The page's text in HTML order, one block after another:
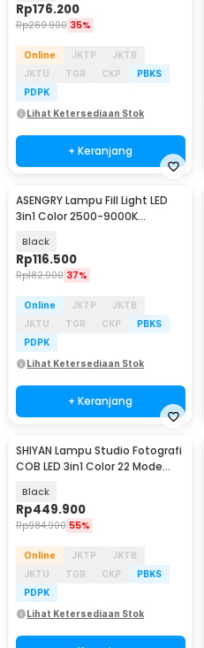
Rp176.200
Rp269.900 35%
Online JKTP
JKTB
JKTU
TGR CKP
PBKS
PDPK
Lihat Ketersediaan Stok
+ Keranjang
ASENGRY Lampu Fill Light LED
3in1 Color 2500-9000K
Black
Rp116.500
Rp182.900 37%
Online JKTP
JKTB
JKTU
TGR CKP
PBKS
PDPK
Lihat Ketersediaan Stok
+ Keranjang
SHIYAN Lampu Studio Fotografi
COB LED 3in1 Color 22 Mode
Black
Rp449.900
Rp984.900 55%
Online JKTP
JKTB
JKTU
TGR CKP
PBKS
PDPK
Lihat Ketersediaan Stok